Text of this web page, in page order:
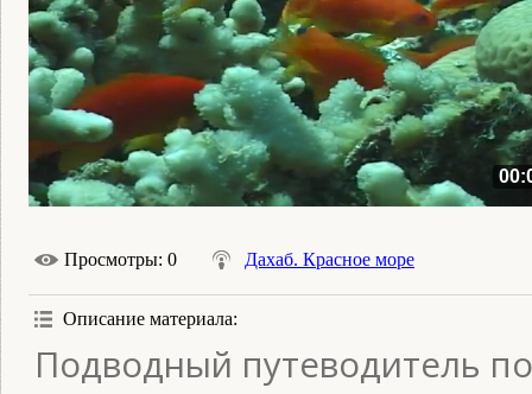
Просмотры: 0 Дахаб. Красное море
Описание материала:
Подводный путеводитель